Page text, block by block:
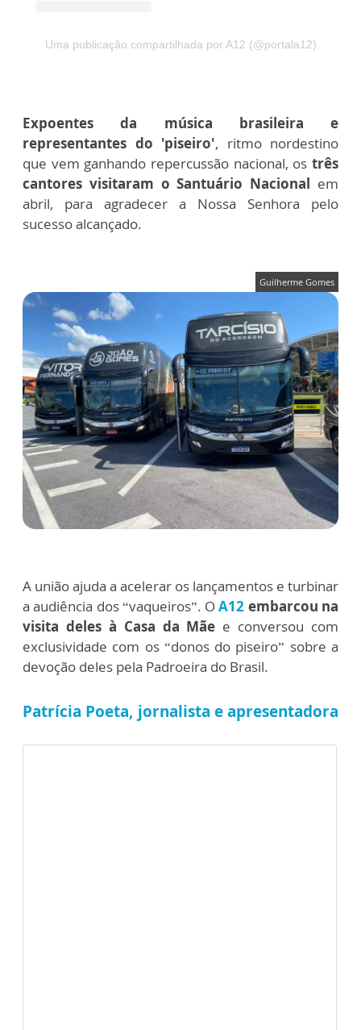
Uma publicação compartilhada por A12 (@portala12)
Expoentes da música brasileira e
representantes do 'piseiro', ritmo nordestino
que vem ganhando repercussão nacional, os três
cantores visitaram o Santuário Nacional em
abril, para agradecer a Nossa Senhora pelo
sucesso alcançado.
Guilherme Gomes
A união ajuda a acelerar os lançamentos e turbinar
a audiência dos “vaqueiros”. OA12 embarcou na
visita deles à Casa da Mãe e conversou com
exclusividade com os “donos do piseiro” sobre a
devoção deles pela Padroeira do Brasil.
Patrícia Poeta, jornalista e apresentadora